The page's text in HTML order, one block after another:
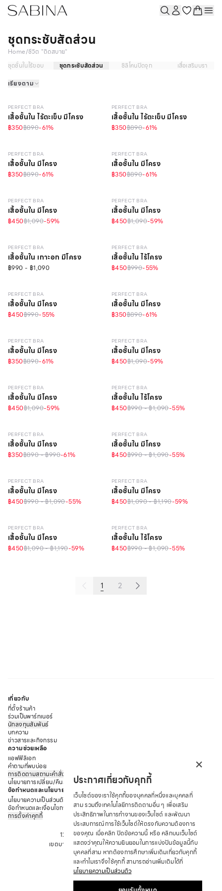
ชุดกระชับสัดส่วน
Home/ชีวิต "ติดสบาย"
ชุดชั้นในไร้ขอบ
ชุดกระชับสัดส่วน ซิลิโคนปิดจุก
เสื้อเสริมบรา
เรียงตาม
LEVEL 1
PERFECT BRA
เสื้อชั้นใน ไร้ตะเข็บ มีโครง
฿350฿890-61%
PERFECT BRA
เสื้อชั้นใน ไร้ตะเข็บ มีโครง
฿350฿890-61%
LEVEL 1
PERFECT BRA
เสื้อชั้นใน มีโครง
฿350฿890-61%
LEVEL 1
PERFECT BRA
เสื้อชั้นใน มีโครง
฿350฿890-61%
LEVEL 1
PERFECT BRA
เสื้อชั้นใน มีโครง
฿450฿1,090-59%
LEVEL 1
PERFECT BRA
เสื้อชั้นใน มีโครง
฿450฿1,090-59%
LEVEL 1
PERFECT BRA
เสื้อชั้นใน เกาะอก มีโครง
฿990 - ฿1,090
LEVEL 1
PERFECT BRA
เสื้อชั้นใน ไร้โครง
฿450฿990-55%
LEVEL 1
PERFECT BRA
เสื้อชั้นใน มีโครง
฿450฿990-55%
LEVEL 1
PERFECT BRA
เสื้อชั้นใน มีโครง
฿350฿890-61%
LEVEL 1
PERFECT BRA
เสื้อชั้นใน มีโครง
฿350฿890-61%
LEVEL 1
PERFECT BRA
เสื้อชั้นใน มีโครง
฿450฿1,090-59%
LEVEL 1
PERFECT BRA
เสื้อชั้นใน มีโครง
฿450฿1,090-59%
LEVEL 1 วัสดุรีไซเคิล
PERFECT BRA
เสื้อชั้นใน ไร้โครง
฿450฿990 - ฿1,090-55%
LEVEL 1
PERFECT BRA
เสื้อชั้นใน มีโครง
฿350฿890 - ฿990-61%
LEVEL 1
PERFECT BRA
เสื้อชั้นใน มีโครง
฿450฿990 - ฿1,090-55%
LEVEL 1
PERFECT BRA
เสื้อชั้นใน มีโครง
฿450฿990 - ฿1,090-55%
LEVEL 1
PERFECT BRA
เสื้อชั้นใน มีโครง
฿450฿1,090 - ฿1,190-59%
LEVEL 1
PERFECT BRA
เสื้อชั้นใน มีโครง
฿450฿1,090 - ฿1,190-59%
LEVEL 1 วัสดุรีไซเคิล
PERFECT BRA
เสื้อชั้นใน ไร้โครง
฿450฿990 - ฿1,090-55%
1 2
เกี่ยวกับ
ที่ตั้งร้านค้า
ร่วมเป็นพาร์ทเนอร์
นักลงทุนสัมพันธ์
บทความ
ข่าวสารและกิจกรรม
ความช่วยเหลือ
แอฟฟิลิเอท
คำถามที่พบบ่อย
การติดตามสถานะคำสั่งซื้อ
นโยบายการเปลี่ยน/คืนสินค้า
ข้อกำหนดและนโยบาย
นโยบายความเป็นส่วนตัว
ข้อกำหนดและเงื่อนไขการให้บริการ
การตั้งค่าคุกกี้
บริษัท ซาบีน่า ฟาร์อีสท์ จำกัด
12 ถนนอรุณอมรินทร์ แขวงอรุณอมรินทร์
เขตบางกอกน้อย จังหวัด กรุงเทพมหานคร 10700
โทร : +66 2 422 9430
อีเมล: CRM@SABINA.CO.TH
×
ประกาศเกี่ยวกับคุกกี้
เว็บไซต์ของเราใช้คุกกี้ของบุคคลที่หนึ่งและบุคคลที่
สาม รวมถึงเทคโนโลยีการติดตามอื่น ๆ เพื่อเสริม
ประสิทธิภาพในการทำงานของเว็บไซต์ และพัฒนา
ประสบการณ์การใช้เว็บไซต์ให้ตรงกับความต้องการ
ของคุณ เมื่อคลิก ปิดข้อความนี้ หรือ คลิกบนเว็บไซต์
แสดงว่าคุณให้ความยินยอมในการแบ่งปันข้อมูลนี้กับ
บุคคลที่สาม หากต้องการศึกษาเพิ่มเติมเกี่ยวกับคุกกี้
และทำไมเราจึงใช้คุกกี้ สามารถอ่านเพิ่มเติมได้ที่
นโยบายความเป็นส่วนตัว